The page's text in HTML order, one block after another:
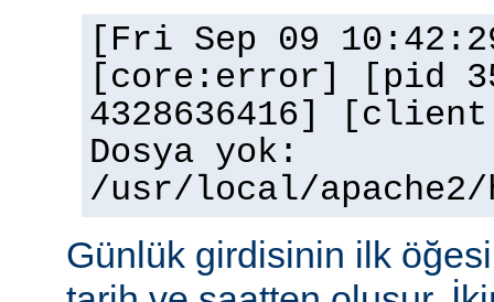
[Fri Sep 09
[core:error] [pid
4328636416]
Dosya yok:
/usr/local/
Günlük girdisinin ilk öğesi